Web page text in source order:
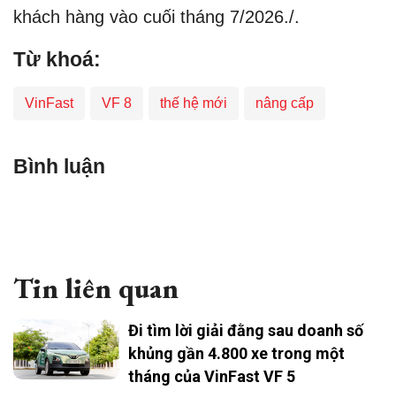
khách hàng vào cuối tháng 7/2026./.
Từ khoá:
VinFast VF 8 thế hệ mới nâng cấp
Bình luận
Tin liên quan
Đi tìm lời giải đằng sau doanh số
khủng gần 4.800 xe trong một
tháng của VinFast VF 5